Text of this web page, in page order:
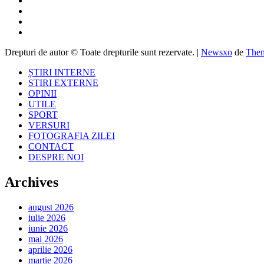
Drepturi de autor © Toate drepturile sunt rezervate. | Newsxo de
ȘTIRI INTERNE
STIRI EXTERNE
OPINII
UTILE
SPORT
VERSURI
FOTOGRAFIA ZILEI
CONTACT
DESPRE NOI
Archives
august 2026
iulie 2026
iunie 2026
mai 2026
aprilie 2026
martie 2026